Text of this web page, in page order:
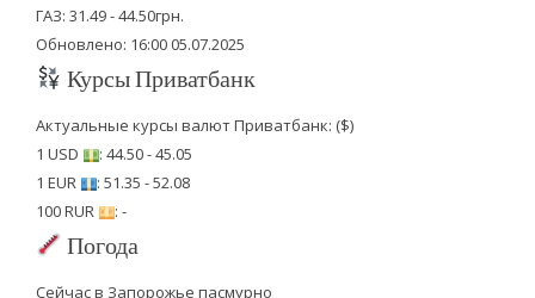
ГАЗ: 31.49 - 44.50грн.
Обновлено: 16:00 05.07.2025
Курсы Приватбанк
Актуальные курсы валют Приватбанк: ($)
1 USD
: 44.50 - 45.05
1 EUR
: 51.35 - 52.08
100 RUR
: -
Погода
Сейчас в Запорожье пасмурно